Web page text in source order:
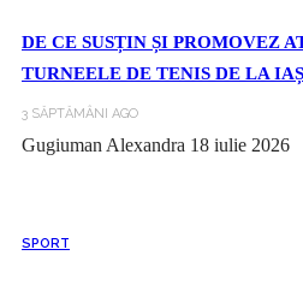
DE CE SUSȚIN ȘI PROMOVEZ
TURNEELE DE TENIS DE LA
3 SĂPTĂMÂNI AGO
Gugiuman Alexandra 18 iulie 2026
SPORT